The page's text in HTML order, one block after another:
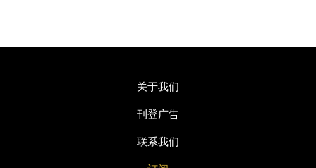
关于我们
刊登广告
联系我们